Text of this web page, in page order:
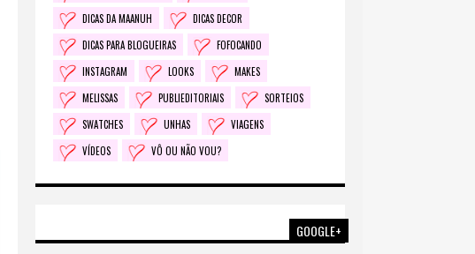
DICAS DA MAANUH
DICAS DECOR
DICAS PARA BLOGUEIRAS
FOFOCANDO
INSTAGRAM
LOOKS
MAKES
MELISSAS
PUBLIEDITORIAIS
SORTEIOS
SWATCHES
UNHAS
VIAGENS
VÍDEOS
VÔ OU NÃO VOU?
GOOGLE+